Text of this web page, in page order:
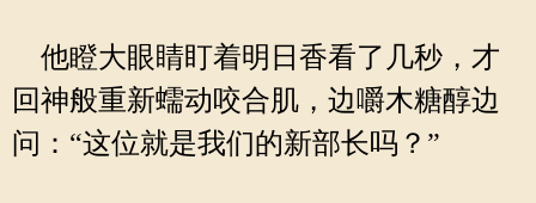
他瞪大眼睛盯着明日香看了几秒，才
回神般重新蠕动咬合肌，边嚼木糖醇边
问：“这位就是我们的新部长吗？”